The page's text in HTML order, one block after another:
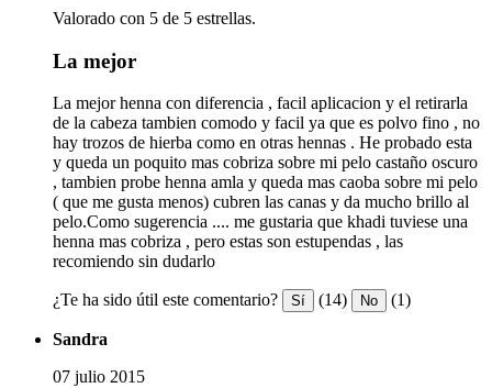
Valorado con 5 de 5 estrellas.
La mejor
La mejor henna con diferencia , facil aplicacion y el retirarla
de la cabeza tambien comodo y facil ya que es polvo fino , no
hay trozos de hierba como en otras hennas . He probado esta
y queda un poquito mas cobriza sobre mi pelo castaño oscuro
, tambien probe henna amla y queda mas caoba sobre mi pelo
( que me gusta menos) cubren las canas y da mucho brillo al
pelo.Como sugerencia .... me gustaria que khadi tuviese una
henna mas cobriza , pero estas son estupendas , las
recomiendo sin dudarlo
¿Te ha sido útil este comentario? Sí (14) No (1)
Sandra
07 julio 2015